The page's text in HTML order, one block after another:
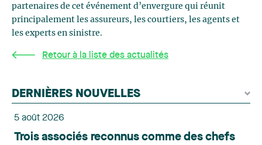
partenaires de cet événement d’envergure qui réunit
principalement les assureurs, les courtiers, les agents et
les experts en sinistre.
Retour à la liste des actualités
DERNIÈRES NOUVELLES
5 août 2026
Trois associés reconnus comme des chefs